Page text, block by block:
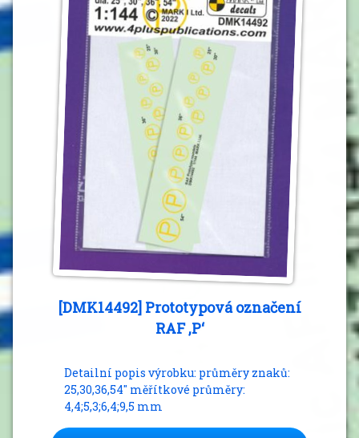
[DMK14492] Prototypová označení
RAF ,P‘
Detailní popis výrobku: průměry znaků:
25,30,36,54″ měřítkové průměry:
4,4;5,3;6,4;9,5 mm